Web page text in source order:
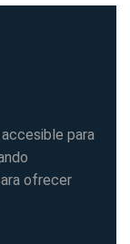
para
ofrecer